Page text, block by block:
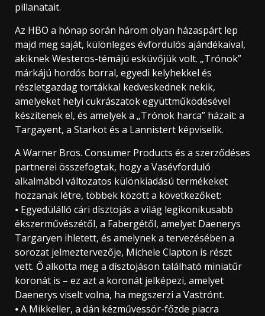
pillanatait.
Az HBO a hónap során három olyan házaspárt lep
majd meg saját, különleges évfordulós ajándékaival,
akiknek Westeros-témájú esküvőjük volt. „Trónok”
márkájú hordós borral, egyedi kelyhekkel és
részletgazdag tortákkal kedveskednek nekik,
amelyeket helyi cukrászatok együttműködésével
készítenek el, és amelyek a „Trónok harca” házait: a
Targayent, a Starkot és a Lannistert képviselik.
A Warner Bros. Consumer Products és a szerződéses
partnerei összefogtak, hogy a Vasévforduló
alkalmából változatos különkiadású termékeket
hozzanak létre, többek között a következőket:
⦁ Egyedülálló cári dísztojás a világ legikonikusabb
ékszerművészétől, a Fabergétől, amelyet Daenerys
Targaryen ihletett, és amelynek a tervezésében a
sorozat jelmeztervezője, Michele Clapton is részt
vett. Ő alkotta meg a dísztojáson található miniatűr
koronát is – ez azt a koronát jelképezi, amelyet
Daenerys viselt volna, ha megszerzi a Vastrónt.
⦁ A Mikkeller, a dán kézművessör-főzde piacra